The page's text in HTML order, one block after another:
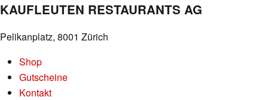
KAUFLEUTEN RESTAURANTS AG
Pelikanplatz, 8001 Zürich
Shop
Gutscheine
Kontakt